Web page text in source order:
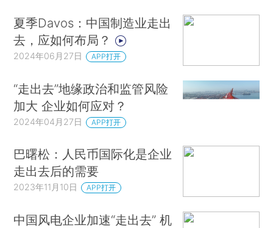
夏季Davos：中国制造业走出
去，应如何布局？
2024年06月27日 APP打开
“走出去”地缘政治和监管风险
加大 企业如何应对？
2024年04月27日 APP打开
巴曙松：人民币国际化是企业
走出去后的需要
2023年11月10日 APP打开
中国风电企业加速“走出去” 机